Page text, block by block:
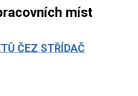
míst
ČEZ STŘÍDAČ